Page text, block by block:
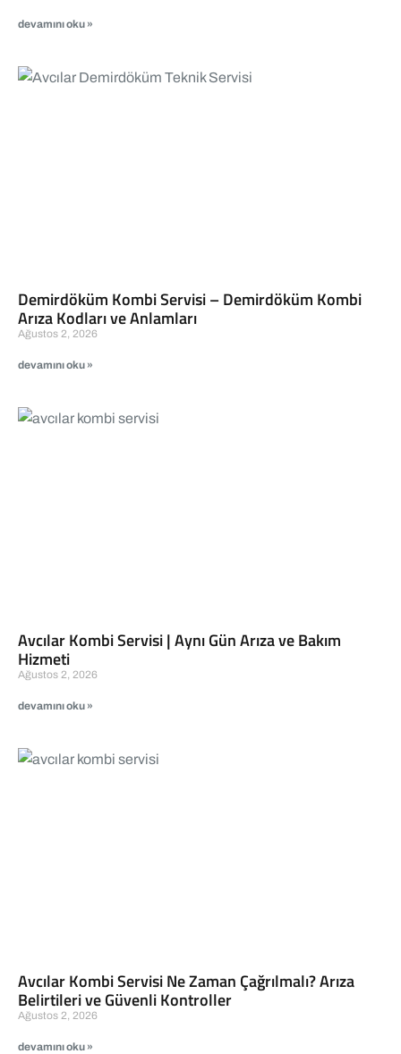
devamını oku »
Demirdöküm Kombi Servisi – Demirdöküm Kombi
Arıza Kodları ve Anlamları
Ağustos 2, 2026
devamını oku »
Avcılar Kombi Servisi | Aynı Gün Arıza ve Bakım
Hizmeti
Ağustos 2, 2026
devamını oku »
Avcılar Kombi Servisi Ne Zaman Çağrılmalı? Arıza
Belirtileri ve Güvenli Kontroller
Ağustos 2, 2026
devamını oku »